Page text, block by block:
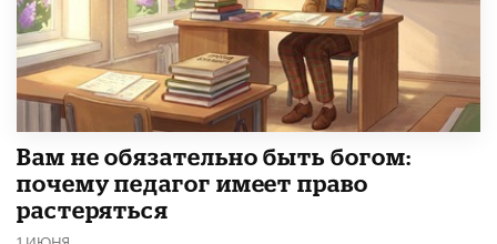
​Вам не обязательно быть богом:
почему педагог имеет право
растеряться
1 ИЮНЯ